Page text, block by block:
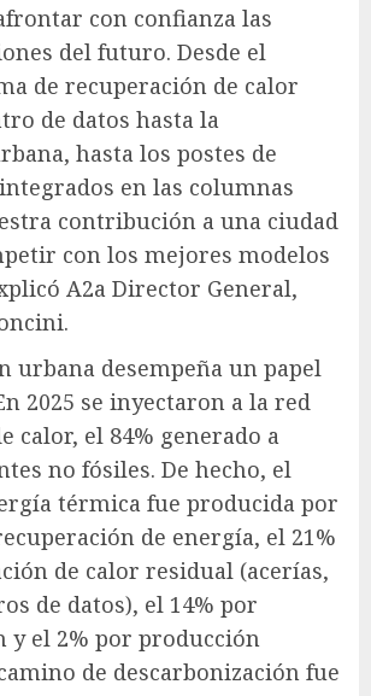
con confianza las
del futuro. Desde el
de recuperación de calor
de datos hasta la
hasta los postes de
en las columnas
contribución a una ciudad
con los mejores modelos
A2a Director General,
urbana desempeña un papel
2025 se inyectaron a la red
calor, el 84% generado a
no fósiles. De hecho, el
térmica fue producida por
de energía, el 21%
de calor residual (acerías,
de datos), el 14% por
y el 2% por producción
de descarbonización fue